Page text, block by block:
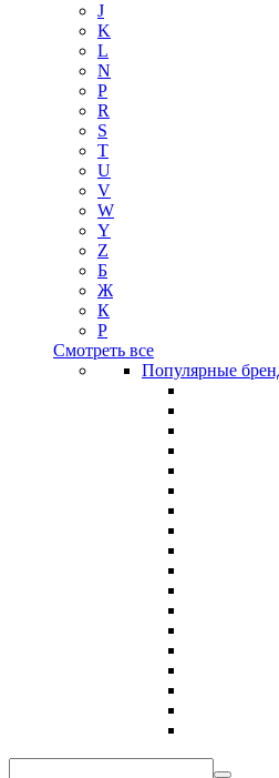
J
K
L
N
P
R
S
T
U
V
W
Y
Z
Б
Ж
К
Р
Смотреть все
Популярные